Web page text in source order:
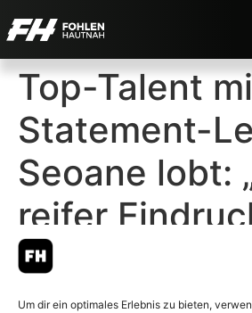
Um dir ein optimales Erlebnis zu bieten,
Top-Talent
Statement-
Seoane lobt:
reifer